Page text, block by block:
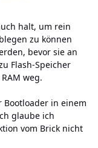
halt, um rein
zu können
bevor sie an
Flash-Speicher
weg.
in einem
glaube ich
vom Brick nicht